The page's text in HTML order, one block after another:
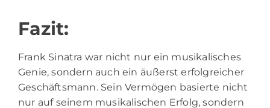
Fazit:
Frank Sinatra war nicht nur ein musikalisches
Genie, sondern auch ein äußerst erfolgreicher
Geschäftsmann. Sein Vermögen basierte nicht
nur auf seinem musikalischen Erfolg, sondern